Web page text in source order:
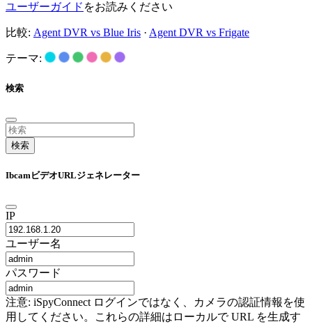
ユーザーガイド をお読みください
比較: Agent DVR vs Blue Iris · Agent DVR vs Frigate
テーマ:
検索
検索
IbcamビデオURLジェネレーター
IP
ユーザー名
パスワード
注意: iSpyConnect ログインではなく、カメラの認証情報を使
用してください。これらの詳細はローカルで URL を生成す